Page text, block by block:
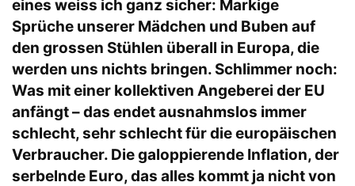
eines weiss ich ganz sicher: Markige
Sprüche unserer Mädchen und Buben auf
den grossen Stühlen überall in Europa, die
werden uns nichts bringen. Schlimmer noch:
Was mit einer kollektiven Angeberei der EU
anfängt – das endet ausnahmslos immer
schlecht, sehr schlecht für die europäischen
Verbraucher. Die galoppierende Inflation, der
serbelnde Euro, das alles kommt ja nicht von